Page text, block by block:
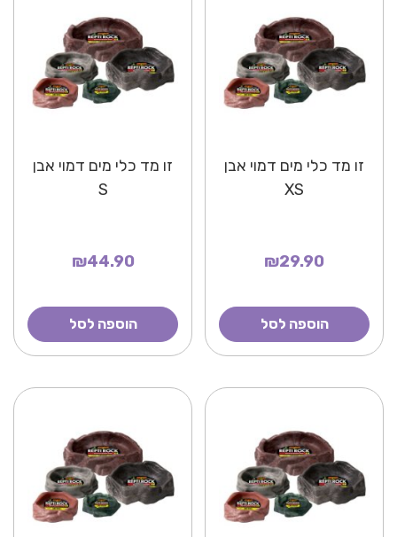
זו מד כלי מים דמוי אבן
XS
₪29.90
הוספה לסל
זו מד כלי מים דמוי אבן
S
₪44.90
הוספה לסל